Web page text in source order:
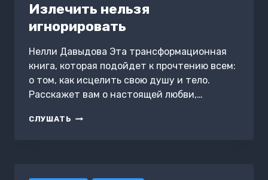
Излечить нельзя
игнорировать
Нелли Давыдова Эта трансформационная
книга, которая подойдет к прочтению всем:
о том, как исцелить свою душу и тело.
Расскажет вам о настоящей любви,…
СЛУШАТЬ ИЗЛЕЧИТЬ